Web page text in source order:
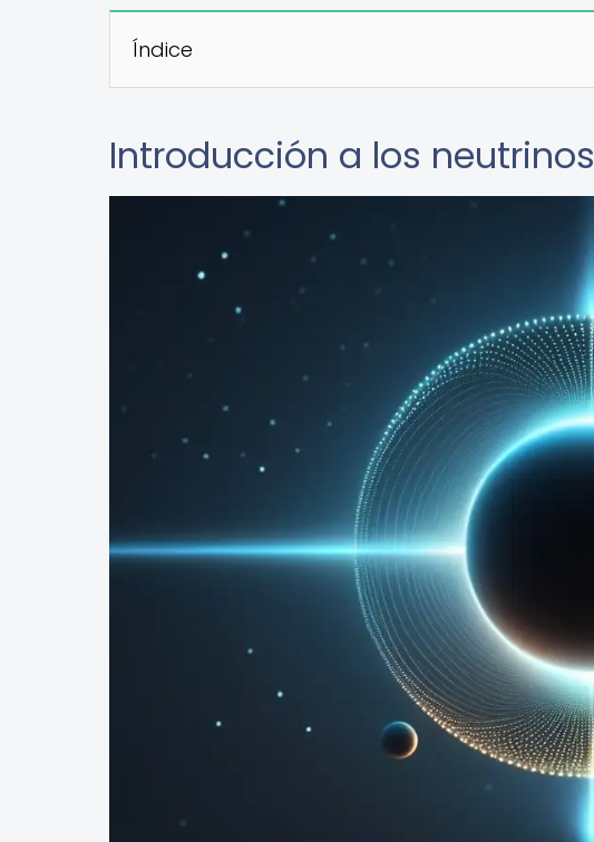
Índice
Introducción a los neutrinos